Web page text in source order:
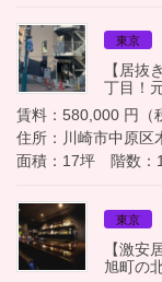
東京
【居抜
丁目！
賃料：580,000 円（
住所：川崎市中原区
面積：17坪 階数：
東京
【激安
旭町の